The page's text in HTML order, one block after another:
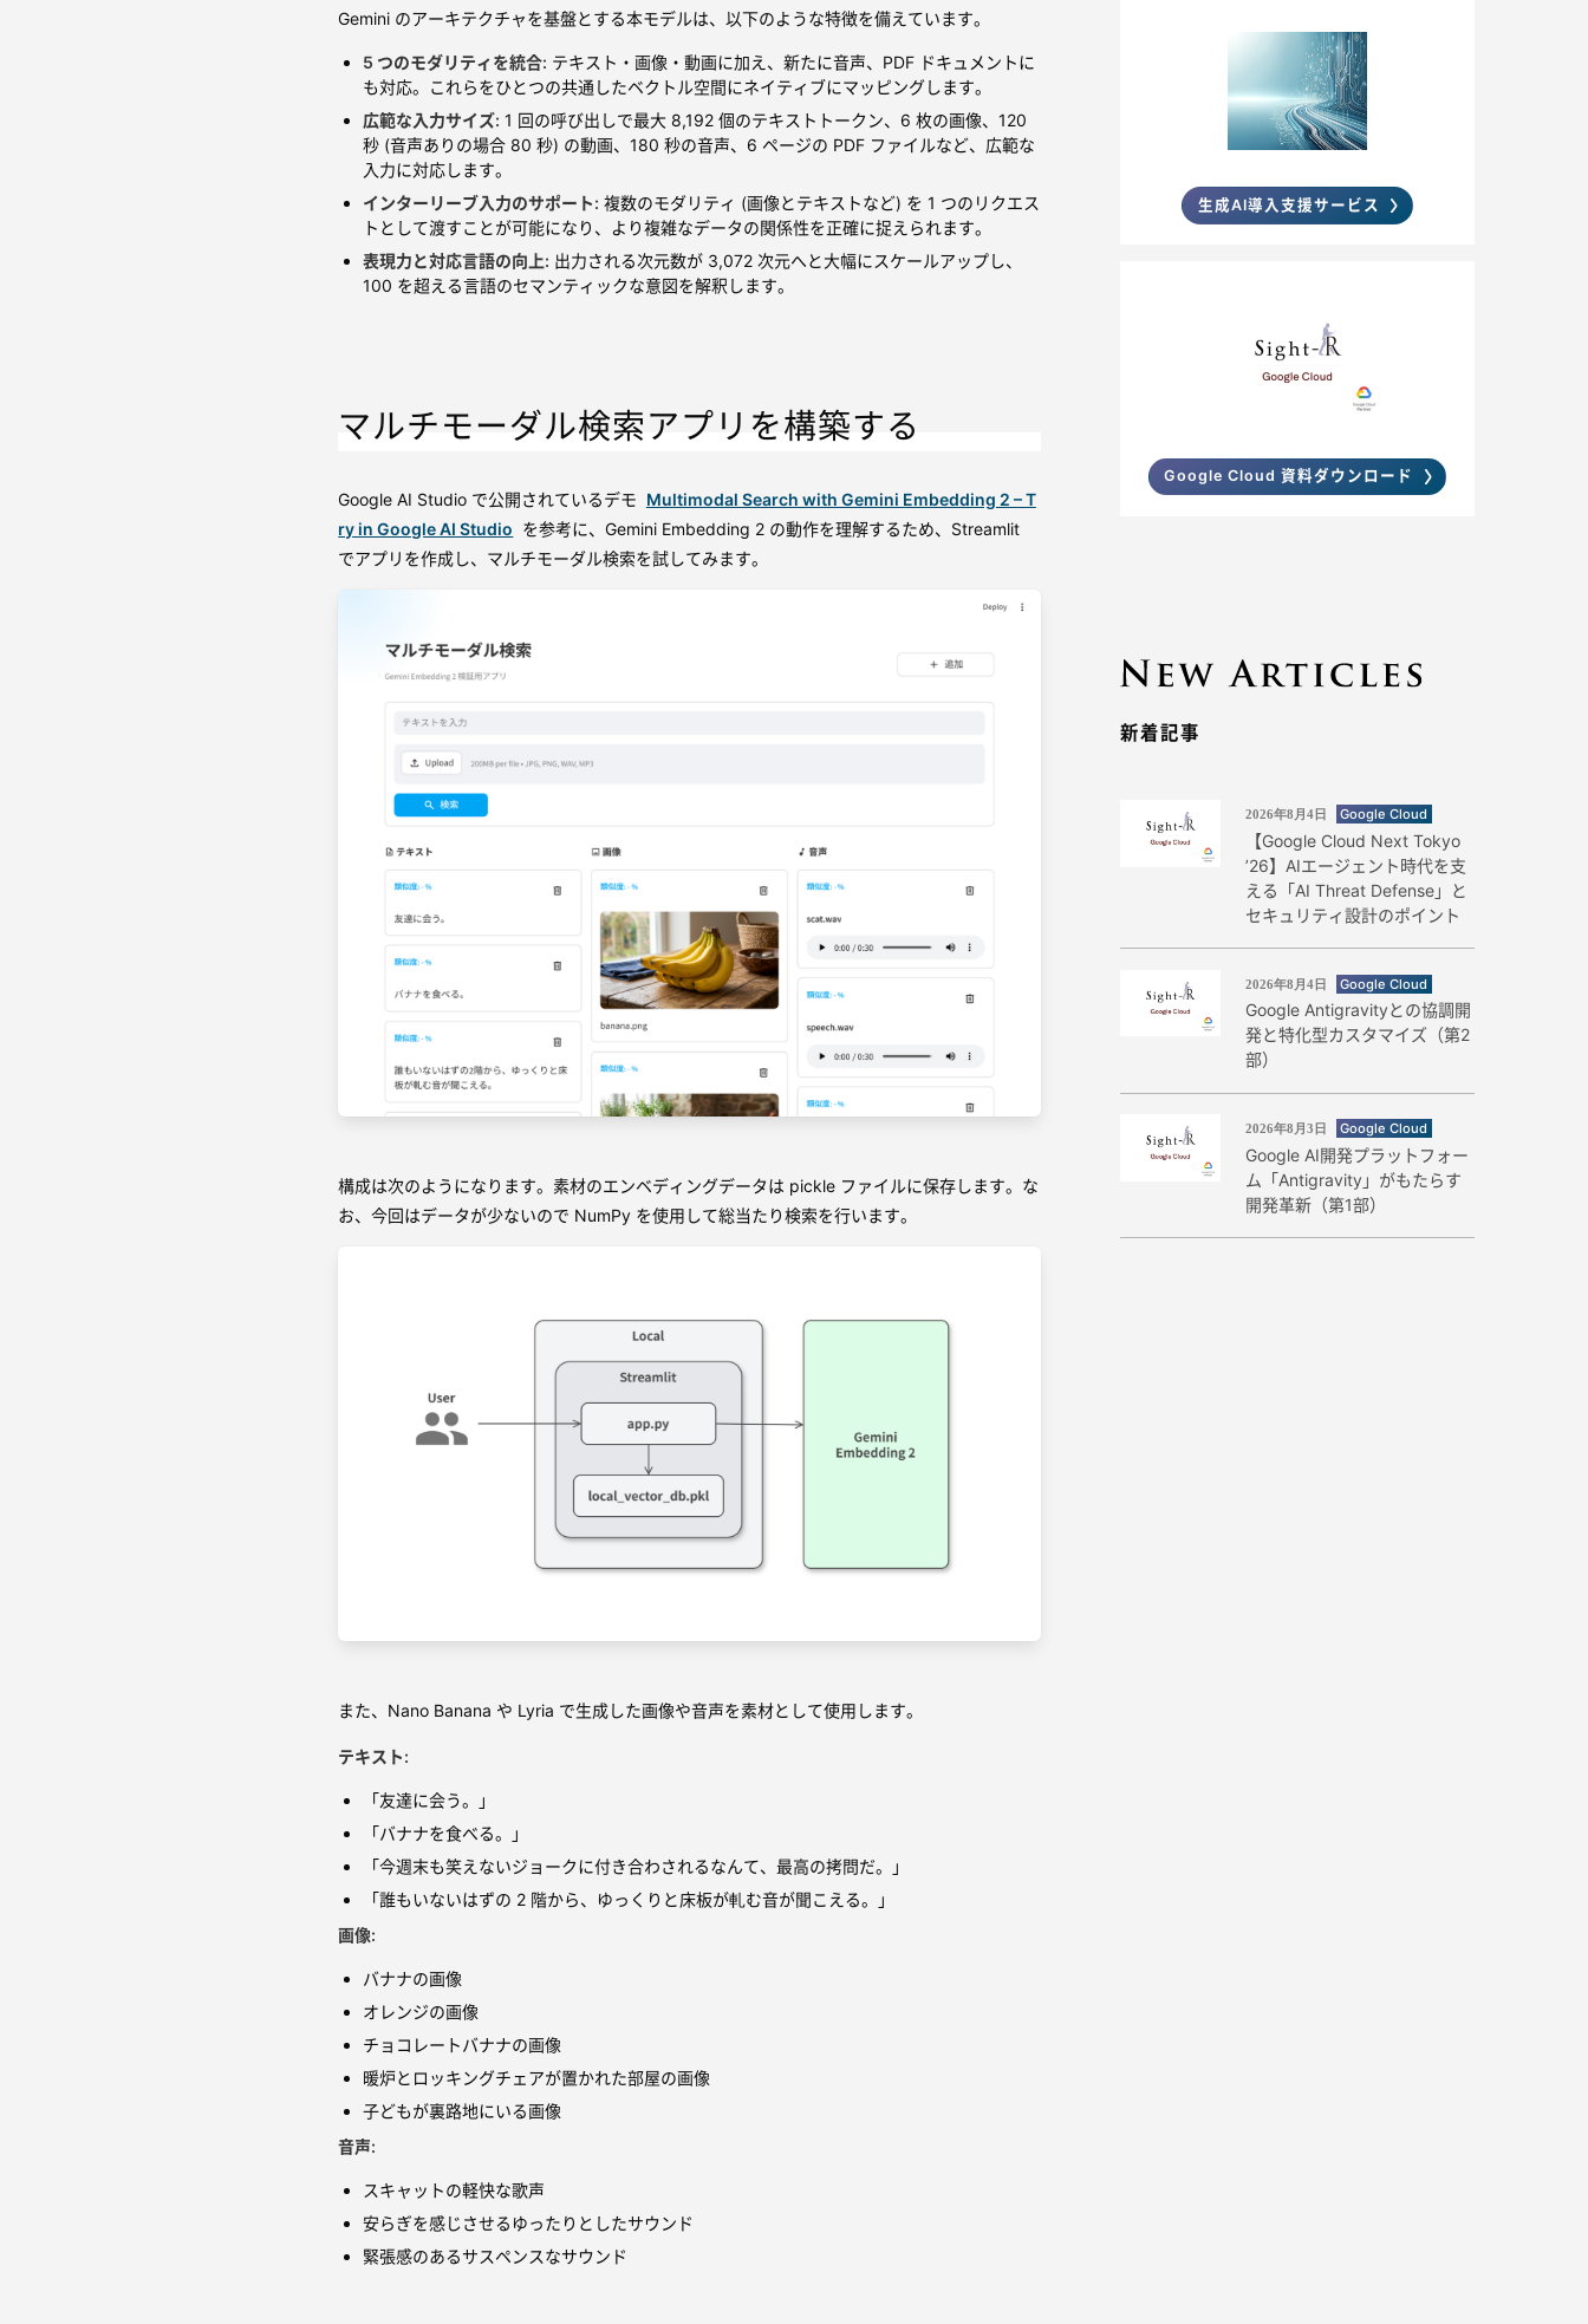
Gemini のアーキテクチャを基盤とする本モデルは、以下のような特徴を備えています。
5 つのモダリティを統合: テキスト・画像・動画に加え、新たに音声、PDF ドキュメントに
も対応。これらをひとつの共通したベクトル空間にネイティブにマッピングします。
広範な入力サイズ: 1 回の呼び出しで最大 8,192 個のテキストトークン、6 枚の画像、120
秒 (音声ありの場合 80 秒) の動画、180 秒の音声、6 ページの PDF ファイルなど、広範な
入力に対応します。
インターリーブ入力のサポート: 複数のモダリティ (画像とテキストなど) を 1 つのリクエス
トとして渡すことが可能になり、より複雑なデータの関係性を正確に捉えられます。
表現力と対応言語の向上: 出力される次元数が 3,072 次元へと大幅にスケールアップし、
100 を超える言語のセマンティックな意図を解釈します。
マルチモーダル検索アプリを構築する
Google AI Studio で公開されているデモ Multimodal Search with Gemini Embedding 2 – T
ry in Google AI Studio を参考に、Gemini Embedding 2 の動作を理解するため、Streamlit
でアプリを作成し、マルチモーダル検索を試してみます。
構成は次のようになります。素材のエンベディングデータは pickle ファイルに保存します。な
お、今回はデータが少ないので NumPy を使用して総当たり検索を行います。
また、Nano Banana や Lyria で生成した画像や音声を素材として使用します。
テキスト:
「友達に会う。」
「バナナを食べる。」
「今週末も笑えないジョークに付き合わされるなんて、最高の拷問だ。」
「誰もいないはずの 2 階から、ゆっくりと床板が軋む音が聞こえる。」
画像:
バナナの画像
オレンジの画像
チョコレートバナナの画像
暖炉とロッキングチェアが置かれた部屋の画像
子どもが裏路地にいる画像
音声:
スキャットの軽快な歌声
安らぎを感じさせるゆったりとしたサウンド
緊張感のあるサスペンスなサウンド
生成AI導入支援サービス
Google Cloud 資料ダウンロード
新着記事
2026年8月4日 Google Cloud
【Google Cloud Next Tokyo
’26】AIエージェント時代を支
える「AI Threat Defense」と
セキュリティ設計のポイント
2026年8月4日 Google Cloud
Google Antigravityとの協調開
発と特化型カスタマイズ（第2
部）
2026年8月3日 Google Cloud
Google AI開発プラットフォー
ム「Antigravity」がもたらす
開発革新（第1部）